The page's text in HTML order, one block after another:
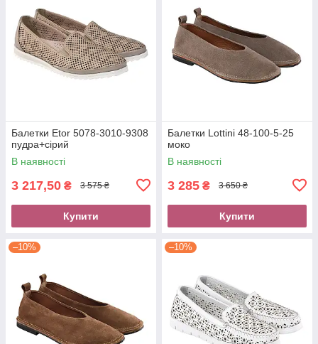
Балетки Etor 5078-3010-9308
пудра+сірий
В наявності
3 217,50 ₴ 3 575 ₴
Купити
Балетки Lottini 48-100-5-25
моко
В наявності
3 285 ₴ 3 650 ₴
Купити
–10% –10%